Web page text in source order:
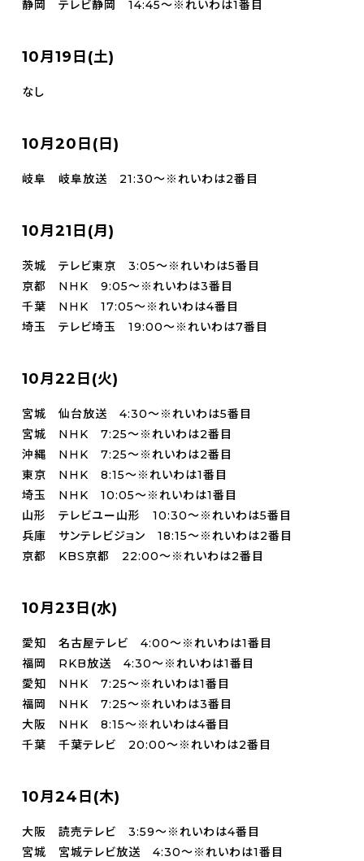
静岡 テレビ静岡 14:45～※れいわは1番目
10月19日(土)
なし
10月20日(日)
岐阜 岐阜放送 21:30～※れいわは2番目
10月21日(月)
茨城 テレビ東京 3:05～※れいわは5番目
京都 NHK 9:05～※れいわは3番目
千葉 NHK 17:05～※れいわは4番目
埼玉 テレビ埼玉 19:00～※れいわは7番目
10月22日(火)
宮城 仙台放送 4:30～※れいわは5番目
宮城 NHK 7:25～※れいわは2番目
沖縄 NHK 7:25～※れいわは2番目
東京 NHK 8:15～※れいわは1番目
埼玉 NHK 10:05～※れいわは1番目
山形 テレビユー山形 10:30～※れいわは5番目
兵庫 サンテレビジョン 18:15～※れいわは2番目
京都 KBS京都 22:00～※れいわは2番目
10月23日(水)
愛知 名古屋テレビ 4:00～※れいわは1番目
福岡 RKB放送 4:30～※れいわは1番目
愛知 NHK 7:25～※れいわは1番目
福岡 NHK 7:25～※れいわは3番目
大阪 NHK 8:15～※れいわは4番目
千葉 千葉テレビ 20:00～※れいわは2番目
10月24日(木)
大阪 読売テレビ 3:59～※れいわは4番目
宮城 宮城テレビ放送 4:30～※れいわは1番目